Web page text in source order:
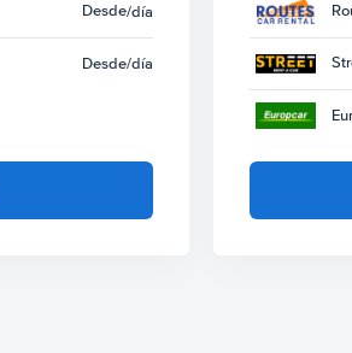
Desde/día
Desde/día